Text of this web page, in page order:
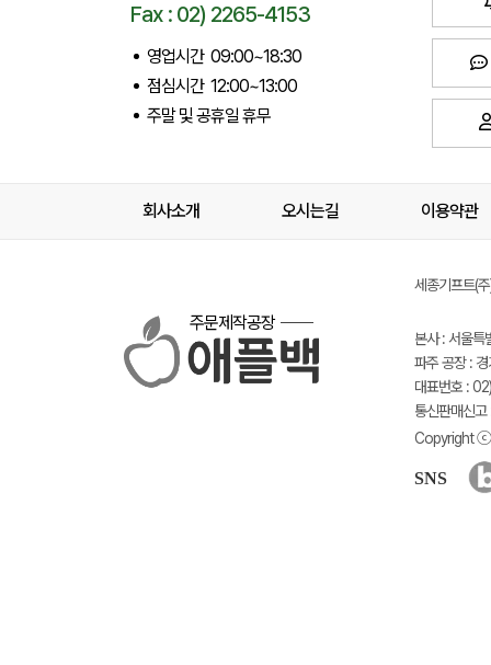
Fax : 02) 2265-4153
영업시간 09:00~18:30
점심시간 12:00~13:00
주말 및 공휴일 휴무
회사소개 오시는길 이용약관
주문제작공장
세종기프트(
본사 : 서울
파주 공장 :
대표번호 :
통신판매신
Copyright ⓒ
SNS